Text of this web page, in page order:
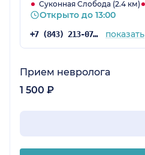
Суконная Слобода (2.4 км)
Открыто до 13:00
+7 (843) 213-07-57 показать
Прием невролога
1 500 ₽